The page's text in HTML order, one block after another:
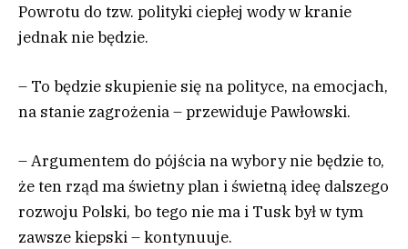
Powrotu do tzw. polityki ciepłej wody w kranie
jednak nie będzie.
– To będzie skupienie się na polityce, na emocjach,
na stanie zagrożenia – przewiduje Pawłowski.
– Argumentem do pójścia na wybory nie będzie to,
że ten rząd ma świetny plan i świetną ideę dalszego
rozwoju Polski, bo tego nie ma i Tusk był w tym
zawsze kiepski – kontynuuje.